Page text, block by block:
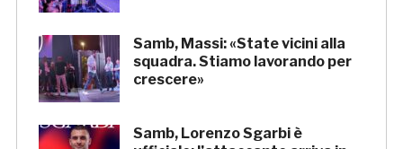
Samb, Massi: «State vicini alla
squadra. Stiamo lavorando per
crescere»
Samb, Lorenzo Sgarbi è